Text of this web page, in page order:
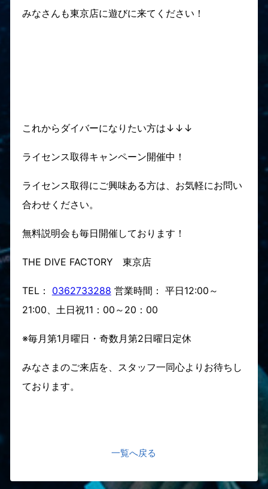
みなさんも東京店に遊びに来てください！
これからダイバーになりたい方は↓↓↓
ライセンス取得キャンペーン開催中！
ライセンス取得にご興味ある方は、お気軽にお問い
合わせください。
無料説明会も毎日開催しております！
THE DIVE FACTORY 東京店
TEL： 0362733288 営業時間： 平日12:00～
21:00、土日祝11：00～20：00
※毎月第1月曜日・奇数月第2日曜日定休
みなさまのご来店を、スタッフ一同心よりお待ちし
ております。
一覧へ戻る